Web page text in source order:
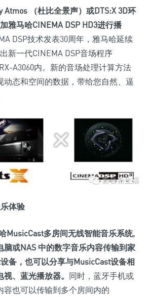
Atmos （杜比全景声）或DTS:X 3D环
雅马哈CINEMA DSP HD3进行播
DSP技术发表30周年，雅马哈延续
新一代CINEMA DSP音场程序
A3060内。新的音场处理计算方法
动态和空间的数据，带给您自然、逼
体验
MusicCast多房间无线智能音乐系统,
脑或NAS 中的数字音乐内容传输到家
备，也可以分享与MusicCast设备相
、蓝光播放器。 同时，蓝牙手机或
容也可以传输到多个房间内的